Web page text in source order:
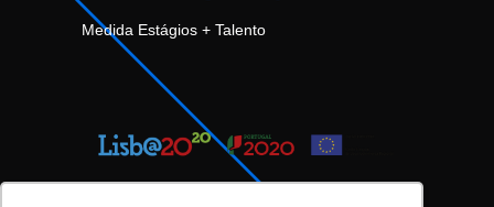
Medida Estágios + Talento